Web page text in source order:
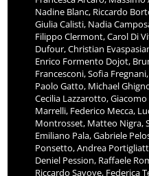
Nadine Blanc, Riccardo
Giulia Calisti, Nadia
Filippo Clermont, Carol Di
Dufour, Christian
Enrico Formento Dojot,
Francesconi, Sofia
Paolo Gatto, Michael
Cecilia Lazzarotto,
Marrelli, Federico Mecca,
Montrosset, Matteo Nigra,
Emiliano Pala, Gabriele
Ponsetto, Andrea
Deniel Pession, Raffaele
Riccardo Savoye, Federica